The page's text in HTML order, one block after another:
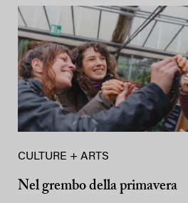
CULTURE + ARTS
Nel grembo della primavera